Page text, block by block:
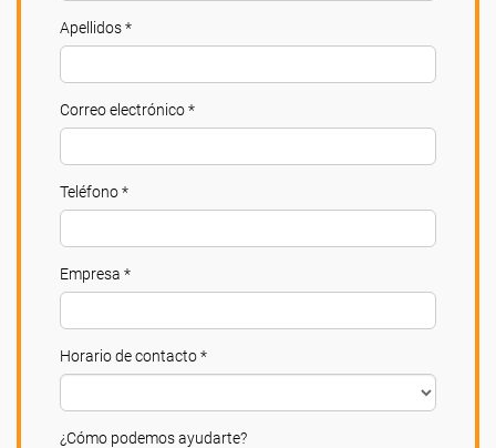
Apellidos *
Correo electrónico *
Teléfono *
Empresa *
Horario de contacto *
¿Cómo podemos ayudarte?